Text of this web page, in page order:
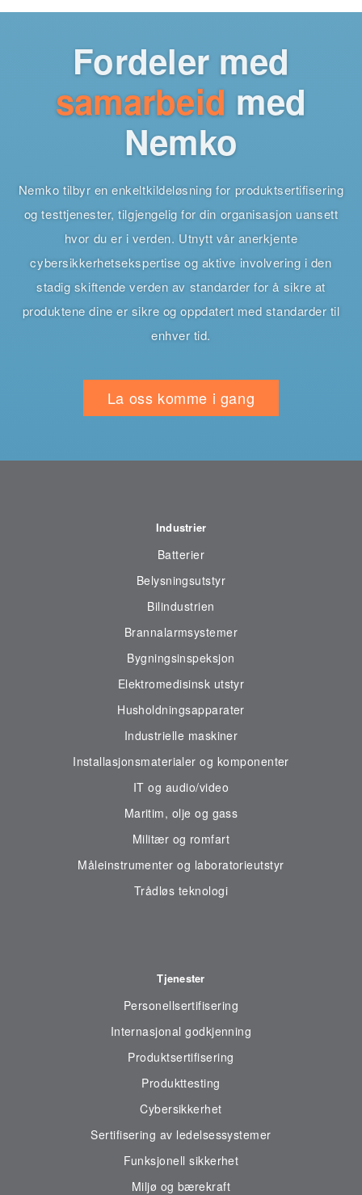
Fordeler med
samarbeid med
Nemko
Nemko tilbyr en enkeltkildeløsning for produktsertifisering
og testtjenester, tilgjengelig for din organisasjon uansett
hvor du er i verden. Utnytt vår anerkjente
cybersikkerhetsekspertise og aktive involvering i den
stadig skiftende verden av standarder for å sikre at
produktene dine er sikre og oppdatert med standarder til
enhver tid.
La oss komme i gang
Industrier
Batterier
Belysningsutstyr
Bilindustrien
Brannalarmsystemer
Bygningsinspeksjon
Elektromedisinsk utstyr
Husholdningsapparater
Industrielle maskiner
Installasjonsmaterialer og komponenter
IT og audio/video
Maritim, olje og gass
Militær og romfart
Måleinstrumenter og laboratorieutstyr
Trådløs teknologi
Tjenester
Personellsertifisering
Internasjonal godkjenning
Produktsertifisering
Produkttesting
Cybersikkerhet
Sertifisering av ledelsessystemer
Funksjonell sikkerhet
Miljø og bærekraft